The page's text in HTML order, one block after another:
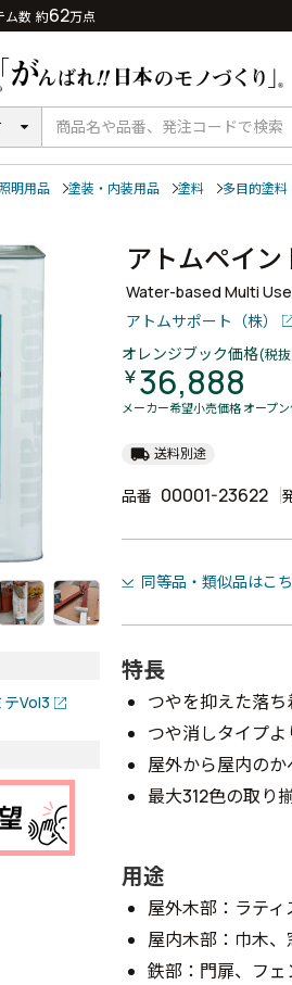
ム数 約62万点
明用品 塗装・内装用品 塗料 多目的塗料
Vol3
アトムペイ
Water-based Multi
アトムサポート（株）
オレンジブック価格(税
￥36,888
メーカー希望小売価格 オープ
local_shipping 送料別途
品番 00001-23622
同等品・類似品はこ
特長
つやを抑えた落ち
つや消しタイプよ
屋外から屋内のか
最大312色の取り
用途
屋外木部：ラティ
屋内木部：巾木、
鉄部：門扉、フェ